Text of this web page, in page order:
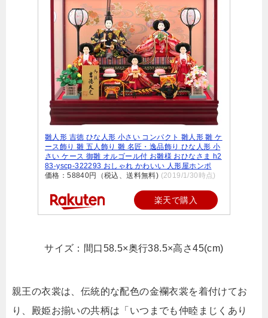
雛人形 吉徳 ひな人形 小さい コンパクト 雛人形 雛 ケ
ース飾り 雛 五人飾り 雛 名匠・逸品飾り ひな人形 小
さい ケース 御雛 オルゴール付 お雛様 おひなさま h2
83-yscp-322293 おしゃれ かわいい 人形屋ホンポ
価格：58840円（税込、送料無料) (2019/1/30時点)
楽天で購入
サイズ：間口58.5×奥行38.5×高さ45(cm)
親王の衣裳は、伝統的な配色の金襴衣裳を着付けてお
り、殿姫お揃いの共柄は「いつまでも仲睦まじくあり